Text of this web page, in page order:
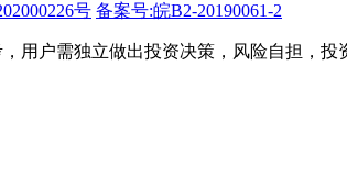
号 备案号:皖B2-20190061-2
用户需独立做出投资决策，风险自担，投